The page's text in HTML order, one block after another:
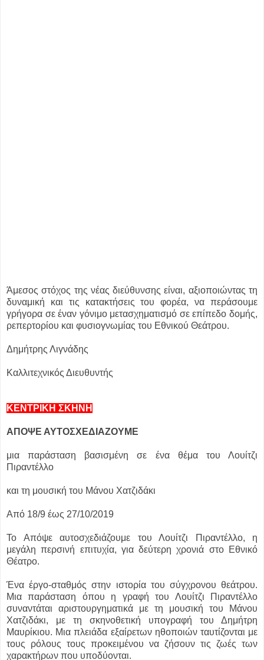
Άμεσος στόχος της νέας διεύθυνσης είναι, αξιοποιώντας τη
δυναμική και τις κατακτήσεις του φορέα, να περάσουμε
γρήγορα σε έναν γόνιμο μετασχηματισμό σε επίπεδο δομής,
ρεπερτορίου και φυσιογνωμίας του Εθνικού Θεάτρου.
Δημήτρης Λιγνάδης
Καλλιτεχνικός Διευθυντής
ΚΕΝΤΡΙΚΗ ΣΚΗΝΗ
ΑΠΟΨΕ ΑΥΤΟΣΧΕΔΙΑΖΟΥΜΕ
μια παράσταση βασισμένη σε ένα θέμα του Λουίτζι
Πιραντέλλο
και τη μουσική του Μάνου Χατζιδάκι
Από 18/9 έως 27/10/2019
Το Απόψε αυτοσχεδιάζουμε του Λουίτζι Πιραντέλλο, η
μεγάλη περσινή επιτυχία, για δεύτερη χρονιά στο Εθνικό
Θέατρο.
Ένα έργο-σταθμός στην ιστορία του σύγχρονου θεάτρου.
Μια παράσταση όπου η γραφή του Λουίτζι Πιραντέλλο
συναντάται αριστουργηματικά με τη μουσική του Μάνου
Χατζιδάκι, με τη σκηνοθετική υπογραφή του Δημήτρη
Μαυρίκιου. Μια πλειάδα εξαίρετων ηθοποιών ταυτίζονται με
τους ρόλους τους προκειμένου να ζήσουν τις ζωές των
χαρακτήρων που υποδύονται.